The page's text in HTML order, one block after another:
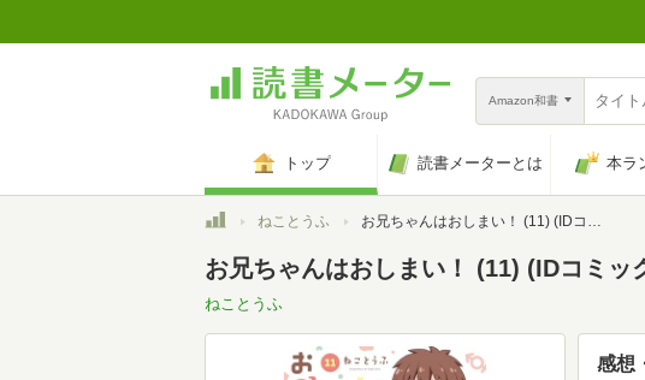
Amazon和書
トップ 読書メーターとは 本ラ
トップねことうふ お兄ちゃんはおしまい！ (11) (IDコミックス)
お兄ちゃんはおしまい！ (11) (IDコミッ
ねことうふ
感想